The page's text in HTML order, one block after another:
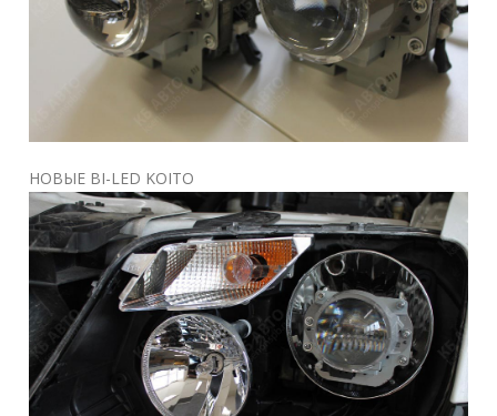
НОВЫЕ BI-LED KOITO